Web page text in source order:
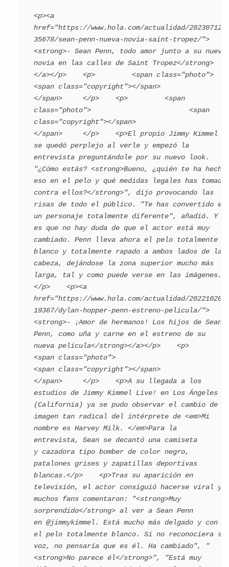
<p><a
href="https://www.hola.com/actualidad/202307122
35678/sean-penn-nueva-novia-saint-tropez/">
<strong>- Sean Penn, todo amor junto a su nueva
novia en las calles de Saint Tropez</strong>
</a></p>    <p>         <span class="photo">
<span class="copyright"></span>
</span>     </p>    <p>         <span
class="photo">                        <span
class="copyright"></span>
</span>     </p>    <p>El propio Jimmy Kimmel
se quedó perplejo al verle y empezó la
entrevista preguntándole por su nuevo look.
"¿Cómo estás? <strong>Bueno, ¿quién te ha hecho
eso en el pelo y qué medidas legales has tomado
contra ellos?</strong>", dijo provocando las
risas de todo el público. "Te has convertido en
un personaje totalmente diferente", añadió. Y
es que no hay duda de que el actor está muy
cambiado. Penn lleva ahora el pelo totalmente
blanco y totalmente rapado a ambos lados de la
cabeza, dejándose la zona superior mucho más
larga, tal y como puede verse en las imágenes.
</p>    <p><a
href="https://www.hola.com/actualidad/202210202
19367/dylan-hopper-penn-estreno-pelicula/">
<strong>- ¡Amor de hermanos! Los hijos de Sean
Penn, como uña y carne en el estreno de su
nueva película</strong></a></p>    <p>
<span class="photo">
<span class="copyright"></span>
</span>     </p>    <p>A su llegada a los
estudios de Jimmy Kimmel Live! en Los Ángeles
(California) ya se pudo observar el cambio de
imagen tan radical del intérprete de <em>Mi
nombre es Harvey Milk. </em>Para la
entrevista, Sean se decantó una camiseta
y cazadora tipo bomber de color negro,
patalones grises y zapatillas deportivas
blancas.</p>    <p>Tras su aparición en
televisión, el actor consiguió hacerse viral y
muchos fans comentaron: "<strong>Muy
sorprendido</strong> al ver a Sean Penn
en @jimmykimmel. Está mucho más delgado y con
el pelo totalmente blanco. Si no reconociera su
voz, no pensaría que es él. Ha cambiado", "
<strong>No parece él</strong>", "Está muy